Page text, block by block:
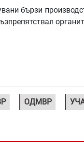
бързи
ОДМВР